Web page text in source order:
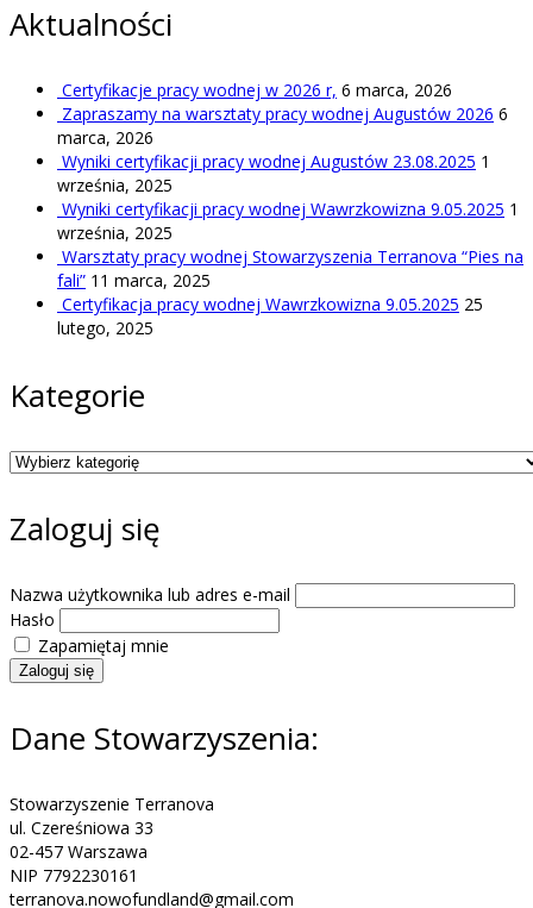
Aktualności
Certyfikacje pracy wodnej w 2026 r, 6 marca, 2026
Zapraszamy na warsztaty pracy wodnej Augustów 2026 6
marca, 2026
Wyniki certyfikacji pracy wodnej Augustów 23.08.2025 1
września, 2025
Wyniki certyfikacji pracy wodnej Wawrzkowizna 9.05.2025 1
września, 2025
Warsztaty pracy wodnej Stowarzyszenia Terranova “Pies na
fali” 11 marca, 2025
Certyfikacja pracy wodnej Wawrzkowizna 9.05.2025 25
lutego, 2025
Kategorie
Kategorie
Zaloguj się
Nazwa użytkownika lub adres e-mail
Hasło
Zapamiętaj mnie
Zaloguj się
Dane Stowarzyszenia:
Stowarzyszenie Terranova
ul. Czereśniowa 33
02-457 Warszawa
NIP 7792230161
terranova.nowofundland@gmail.com